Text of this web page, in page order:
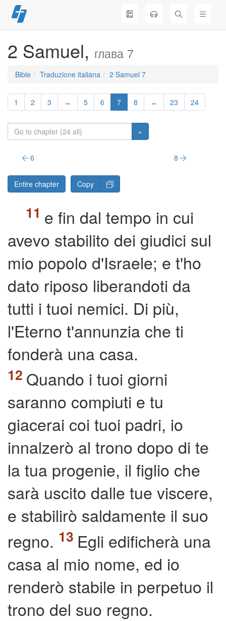
Skip
to
2 Samuel, глава 7
Bible Traduzione italiana 2 Samuel 7
1 2 3 ↔ 5 6 7 8 ↔ 23 24
»
6 8
Entire chapter Copy
e fin dal tempo in cui
avevo stabilito dei giudici sul
mio popolo d'Israele; e t'ho
dato riposo liberandoti da
tutti i tuoi nemici. Di più,
l'Eterno t'annunzia che ti
fonderà una casa.
Quando i tuoi giorni
saranno compiuti e tu
giacerai coi tuoi padri, io
innalzerò al trono dopo di te
la tua progenie, il figlio che
sarà uscito dalle tue viscere,
e stabilirò saldamente il suo
regno.
Egli edificherà una
casa al mio nome, ed io
renderò stabile in perpetuo il
trono del suo regno.